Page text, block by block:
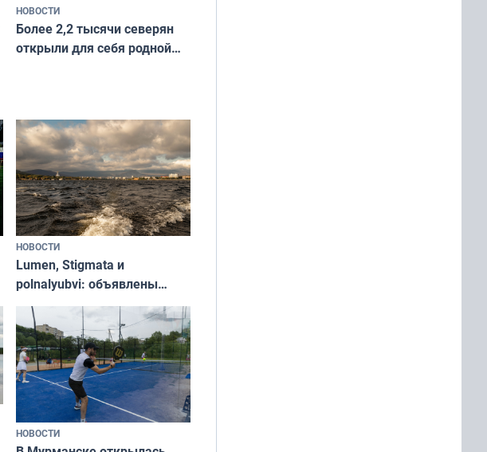
НОВОСТИ
Более 2,2 тысячи северян
открыли для себя родной
НОВОСТИ
Lumen, Stigmata и
polnalyubvi: объявлены
хедлайнеры фестиваля
«Имандра» в 2026 года
НОВОСТИ